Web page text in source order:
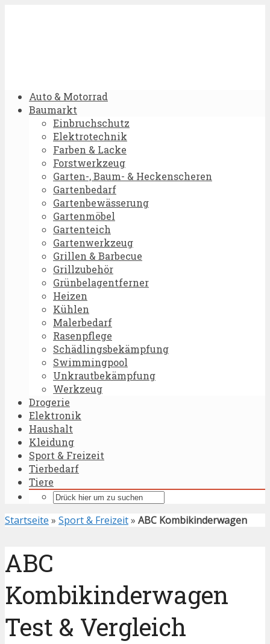
Auto & Motorrad
Baumarkt
Einbruchschutz
Elektrotechnik
Farben & Lacke
Forstwerkzeug
Garten-, Baum- & Heckenscheren
Gartenbedarf
Gartenbewässerung
Gartenmöbel
Gartenteich
Gartenwerkzeug
Grillen & Barbecue
Grillzubehör
Grünbelagentferner
Heizen
Kühlen
Malerbedarf
Rasenpflege
Schädlingsbekämpfung
Swimmingpool
Unkrautbekämpfung
Werkzeug
Drogerie
Elektronik
Haushalt
Kleidung
Sport & Freizeit
Tierbedarf
Tiere
Startseite » Sport & Freizeit» ABC Kombikinderwagen
ABC
Kombikinderwagen
Test & Vergleich